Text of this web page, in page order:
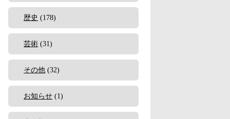
歴史 (178)
芸術 (31)
その他 (32)
お知らせ (1)